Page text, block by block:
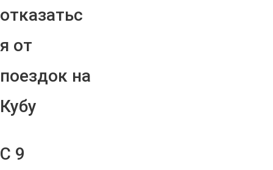
отказатьс
я от
поездок на
Кубу
С 9